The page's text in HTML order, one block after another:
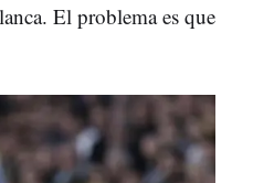
El problema es que